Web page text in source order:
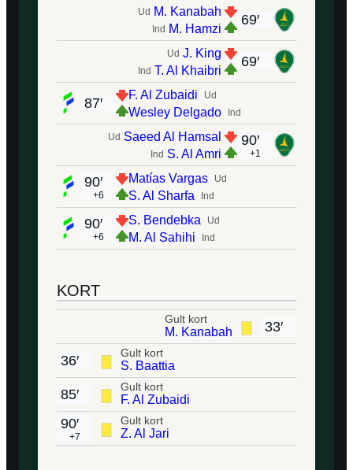
69′
Ud M. Kanabah
Ind M. Hamzi
69′
Ud J. King
Ind T. Al Khaibri
Ud
F. Al Zubaidi
Ind
Wesley Delgado
87′
90′
+1
Ud Saeed Al Hamsal
Ind S. Al Amri
Ud
Matías Vargas
Ind
S. Al Sharfa
90′
+6
Ud
S. Bendebka
Ind
M. Al Sahihi
90′
+6
KORT
33′
Gult kort
M. Kanabah
Gult kort
S. Baattia
36′
Gult kort
F. Al Zubaidi
85′
Gult kort
Z. Al Jari
90′
+7